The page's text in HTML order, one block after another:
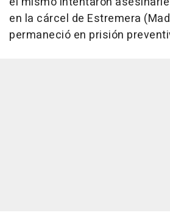
en la cárcel de Estremera
permaneció en prisión